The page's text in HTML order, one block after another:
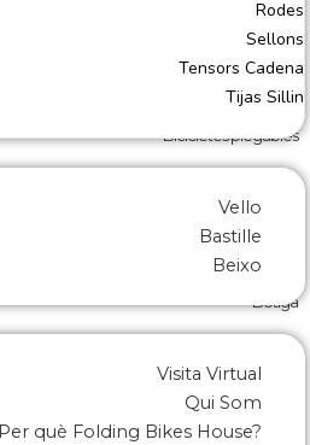
Rodes
Sellons
Tensors Cadena
Tijas Sillin
Bicicletes plegables
Vello
Bastille
Beixo
Botiga
Visita Virtual
Qui Som
Per què Folding Bikes House?